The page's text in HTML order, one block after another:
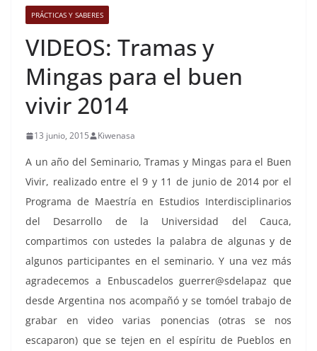
PRÁCTICAS Y SABERES
VIDEOS: Tramas y
Mingas para el buen
vivir 2014
13 junio, 2015 Kiwenasa
A un año del Seminario, Tramas y Mingas para el Buen
Vivir, realizado entre el 9 y 11 de junio de 2014 por el
Programa de Maestría en Estudios Interdisciplinarios
del Desarrollo de la Universidad del Cauca,
compartimos con ustedes la palabra de algunas y de
algunos participantes en el seminario. Y una vez más
agradecemos a Enbuscadelos guerrer@sdelapaz que
desde Argentina nos acompañó y se tomóel trabajo de
grabar en video varias ponencias (otras se nos
escaparon) que se tejen en el espíritu de Pueblos en